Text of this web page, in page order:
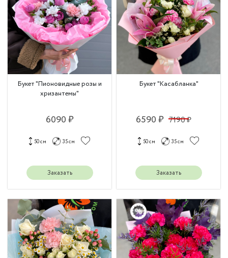
Букет "Пионовидные розы и
хризантемы"
6090 ₽
50 см 35 см
Заказать
Букет "Касабланка"
6590 ₽ 7190 ₽
50 см 35 см
Заказать